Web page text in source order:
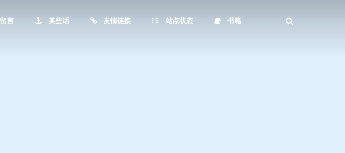
留言 某些话 友情链接 站点状态 书籍